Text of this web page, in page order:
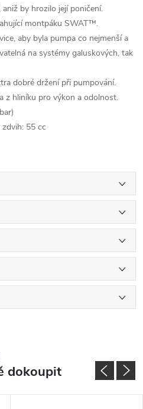
by hrozilo její poničení.
montpáku SWAT™.
aby byla pumpa co nejmenší a
na systémy galuskových, tak
dobré držení při pumpování.
z hliníku pro výkon a odolnost.
55 cc
dokoupit